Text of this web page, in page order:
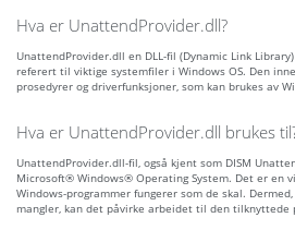
Hva er UnattendProvider.dll?
UnattendProvider.dll en DLL-fil (Dynamic Link
referert til viktige systemfiler i Windows OS. Den
prosedyrer og driverfunksjoner, som kan brukes av
Hva er UnattendProvider.dll brukes
UnattendProvider.dll-fil, også kjent som DISM
Microsoft® Windows® Operating System. Det er en
Windows-programmer fungerer som de skal.
mangler, kan det påvirke arbeidet til den tilknyttede